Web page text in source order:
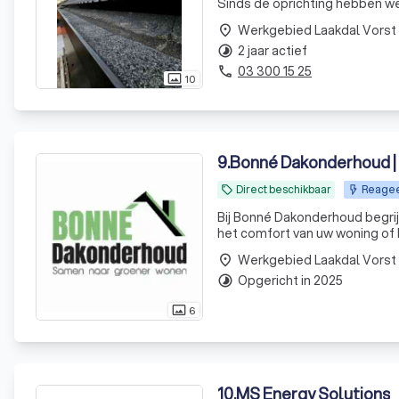
photo_size_select_actual 10
Sinds de oprichting hebben
focus op zowel nieuwbouw
succes
place Werkgebied Laakdal Vorst
timelapse 2 jaar actief
phone 03 300 15 25
photo_size_select_actual 6
9.Bonné Dakonderhoud
local_offer Direct beschikbaar
Bij Bonné Dakonderhoud
het comfort van uw woning of
voorzien van professionele
dakrenovaties
place Werkgebied Laakdal Vorst
timelapse Opgericht in 2025
10.MS Energy Solutions